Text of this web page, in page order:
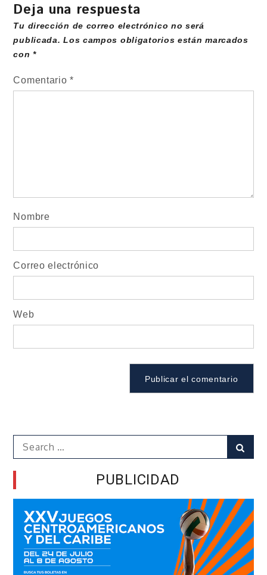
Deja una respuesta
Tu dirección de correo electrónico no será
publicada. Los campos obligatorios están marcados
con*
Comentario*
Nombre
Correo electrónico
Web
Search
for:
PUBLICIDAD